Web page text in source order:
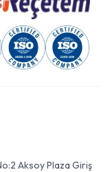
Aksoy Plaza Giriş